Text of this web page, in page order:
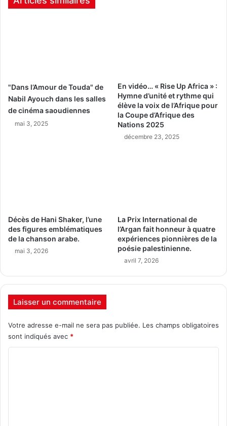
"Dans l’Amour de Touda" de
Nabil Ayouch dans les salles
de cinéma saoudiennes
mai 3, 2025
En vidéo… « Rise Up Africa » :
Hymne d’unité et rythme qui
élève la voix de l’Afrique pour
la Coupe d’Afrique des
Nations 2025
décembre 23, 2025
Décès de Hani Shaker, l’une
des figures emblématiques
de la chanson arabe.
mai 3, 2026
La Prix International de
l’Argan fait honneur à quatre
expériences pionnières de la
poésie palestinienne.
avril 7, 2026
Laisser un commentaire
Votre adresse e-mail ne sera pas publiée. Les champs obligatoires
sont indiqués avec *